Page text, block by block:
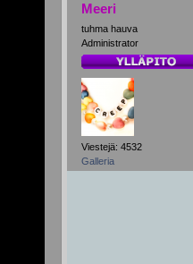
Meeri
tuhma hauva
Administrator
Viestejä: 4532
Galleria